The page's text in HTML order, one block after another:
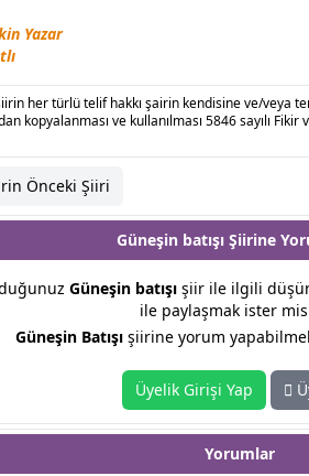
Yazar
her türlü telif hakkı şairin kendisine ve/veya
kopyalanması ve kullanılması 5846 sayılı
Önceki Şiiri
Güneşin batışı Şiirine
Güneşin batışı şiir ile ilgili
ile paylaşmak ister
Güneşin Batışı şiirine yorum
Üyelik Girişi Yap
Yorumlar